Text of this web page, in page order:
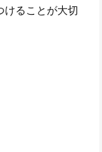
けることが大切